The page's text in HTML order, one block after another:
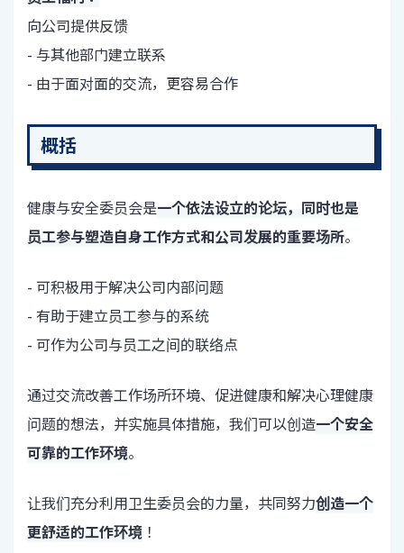
向公司提供反馈
- 与其他部门建立联系
- 由于面对面的交流，更容易合作
概括
健康与安全委员会是一个依法设立的论坛，同时也是
员工参与塑造自身工作方式和公司发展的重要场所。
- 可积极用于解决公司内部问题
- 有助于建立员工参与的系统
- 可作为公司与员工之间的联络点
通过交流改善工作场所环境、促进健康和解决心理健康
问题的想法，并实施具体措施，我们可以创造一个安全
可靠的工作环境。
让我们充分利用卫生委员会的力量，共同努力创造一个
更舒适的工作环境 ！